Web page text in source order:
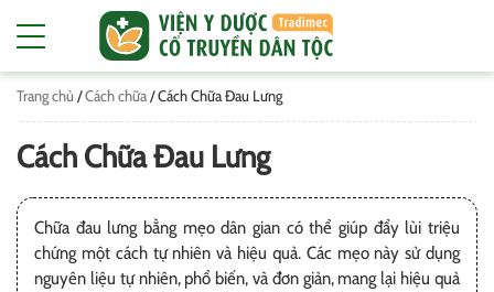
Trang chủ /Cách chữa/Cách Chữa Đau Lưng
Cách Chữa Đau Lưng
Chữa đau lưng bằng mẹo dân gian có thể giúp đẩy lùi triệu
chứng một cách tự nhiên và hiệu quả. Các mẹo này sử dụng
nguyên liệu tự nhiên, phổ biến, và đơn giản, mang lại hiệu quả